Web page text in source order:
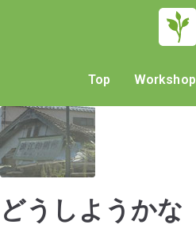
Top Workshop
どうしようかな